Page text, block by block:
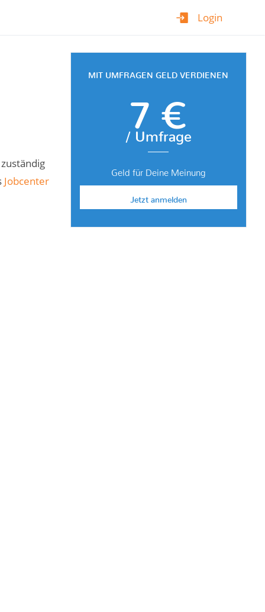
Login
Jobcenter
MIT UMFRAGEN GELD VERDIENEN
7 €
/ Umfrage
Geld für Deine Meinung
Jetzt anmelden